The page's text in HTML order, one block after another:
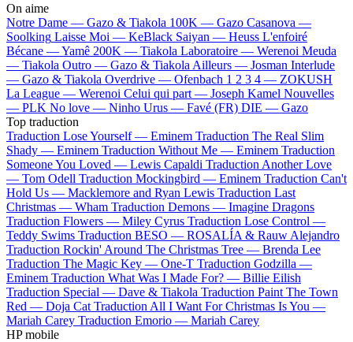
On aime
Notre Dame — Gazo & Tiakola 100K — Gazo Casanova —
Soolking Laisse Moi — KeBlack Saiyan — Heuss L'enfoiré
Bécane —Yamê 200K — Tiakola Laboratoire — Werenoi Meuda
— Tiakola Outro — Gazo & Tiakola Ailleurs — Josman Interlude
— Gazo & Tiakola Overdrive — Ofenbach 1 2 3 4 — ZOKUSH
La League — Werenoi Celui qui part — Joseph Kamel Nouvelles
— PLK No love — Ninho Urus — Favé (FR) DIE — Gazo
Top traduction
Traduction Lose Yourself — Eminem Traduction The Real Slim
Shady — Eminem Traduction Without Me — Eminem Traduction
Someone You Loved — Lewis Capaldi Traduction Another Love
— Tom Odell Traduction Mockingbird — Eminem Traduction Can't
Hold Us — Macklemore and Ryan Lewis Traduction Last
Christmas — Wham Traduction Demons — Imagine Dragons
Traduction Flowers — Miley Cyrus Traduction Lose Control —
Teddy Swims Traduction BESO — ROSALÍA & Rauw Alejandro
Traduction Rockin' Around The Christmas Tree — Brenda Lee
Traduction The Magic Key — One-T Traduction Godzilla —
Eminem Traduction What Was I Made For? — Billie Eilish
Traduction Special — Dave & Tiakola Traduction Paint The Town
Red — Doja Cat Traduction All I Want For Christmas Is You —
Mariah Carey Traduction Emorio — Mariah Carey
HP mobile